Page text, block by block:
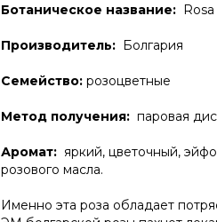
Ботаническое название:Rosa
Производитель:Болгария
Семейство:розоцветные
Метод получения: паровая
Аромат:яркий, цветочный,
розового масла.
Именно эта роза обладает